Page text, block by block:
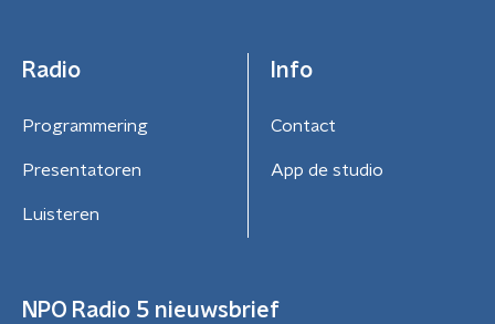
Radio
Programmering
Presentatoren
Luisteren
Info
Contact
App de studio
NPO Radio 5 nieuwsbrief